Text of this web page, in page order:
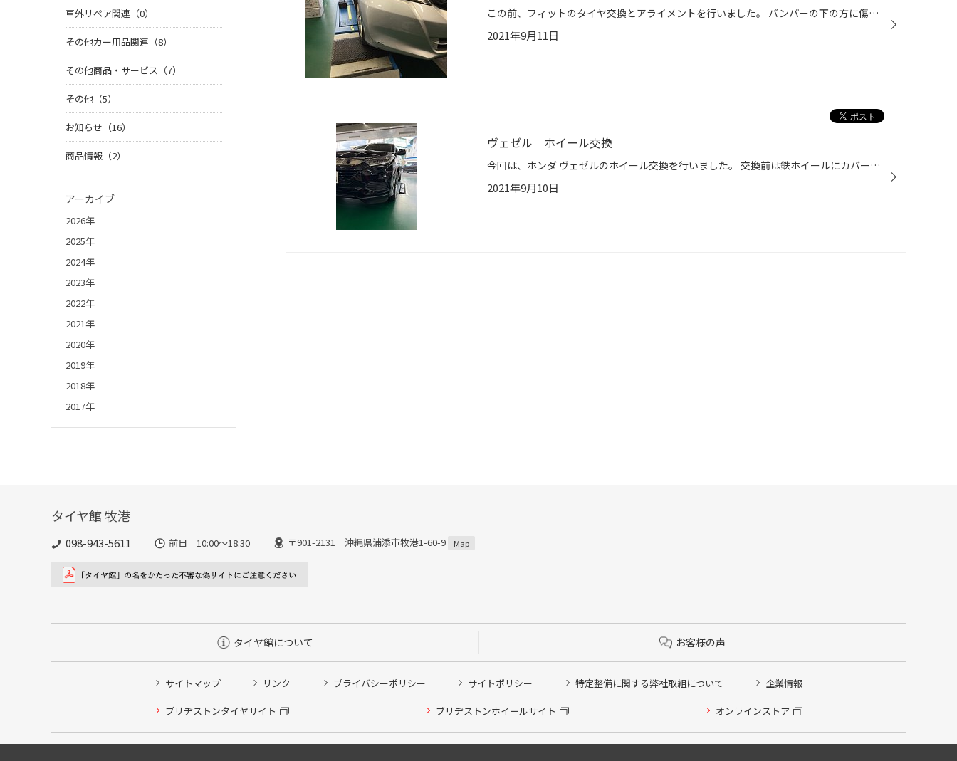
この前、フィットのタイヤ交換とアライメントを行いました。 バンパーの下の方に傷が見えますが、タイヤがパンクしてハンドルを取られてしまい縁石にホイールを当ててしまったらしく、交換して半年もならないタイヤが偏摩耗を起こしていてまずい状態でした。 左前前輪と右前前輪のタイヤの向きが全...
2021年9月11日
ヴェゼル ホイール交換
今回は、ホンダ ヴェゼルのホイール交換を行いました。 交換前は鉄ホイールにカバーの状態です。 装着したホイールは ナイトロパワー デリンジャー カラーはブラックメタリックポリッシュ 横からも ホイールの交換だけですが、オフロードっぽくなりかなり印象が変わりました。( ͡° ͜ʖ ͡°) タイヤ館...
2021年9月10日
車外リペア関連（0）
その他カー用品関連（8）
その他商品・サービス（7）
その他（5）
お知らせ（16）
商品情報（2）
アーカイブ
2026年
2025年
2024年
2023年
2022年
2021年
2020年
2019年
2018年
2017年
タイヤ館 牧港
098-943-5611 前日 10:00〜18:30 〒901-2131 沖縄県浦添市牧港1-60-9 Map
タイヤ館について お客様の声
サイトマップ リンク プライバシーポリシー サイトポリシー 特定整備に関する弊社取組について 企業情報
ブリヂストンタイヤサイト ブリヂストンホイールサイト オンラインストア